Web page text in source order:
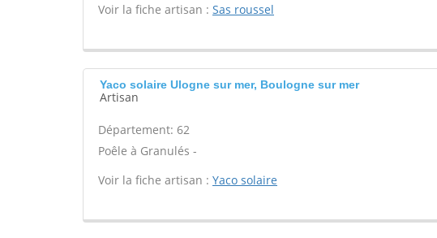
Voir la fiche artisan : Sas roussel
Yaco solaire Ulogne sur mer, Boulogne sur mer
Artisan
Département: 62
Poêle à Granulés -
Voir la fiche artisan : Yaco solaire